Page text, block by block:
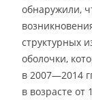
обнаружили,
структурных
оболочки,
в 2007—2014
в возрасте